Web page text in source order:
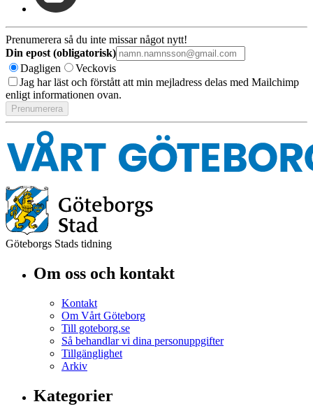
Prenumerera så du inte missar något nytt!
Din epost (obligatorisk)
Dagligen
Veckovis
Jag har läst och förstått att min mejladress delas med Mailchimp
enligt informationen ovan.
Göteborgs Stads tidning
Om oss och kontakt
Kontakt
Om Vårt Göteborg
Till goteborg.se
Så behandlar vi dina personuppgifter
Tillgänglighet
Arkiv
Kategorier